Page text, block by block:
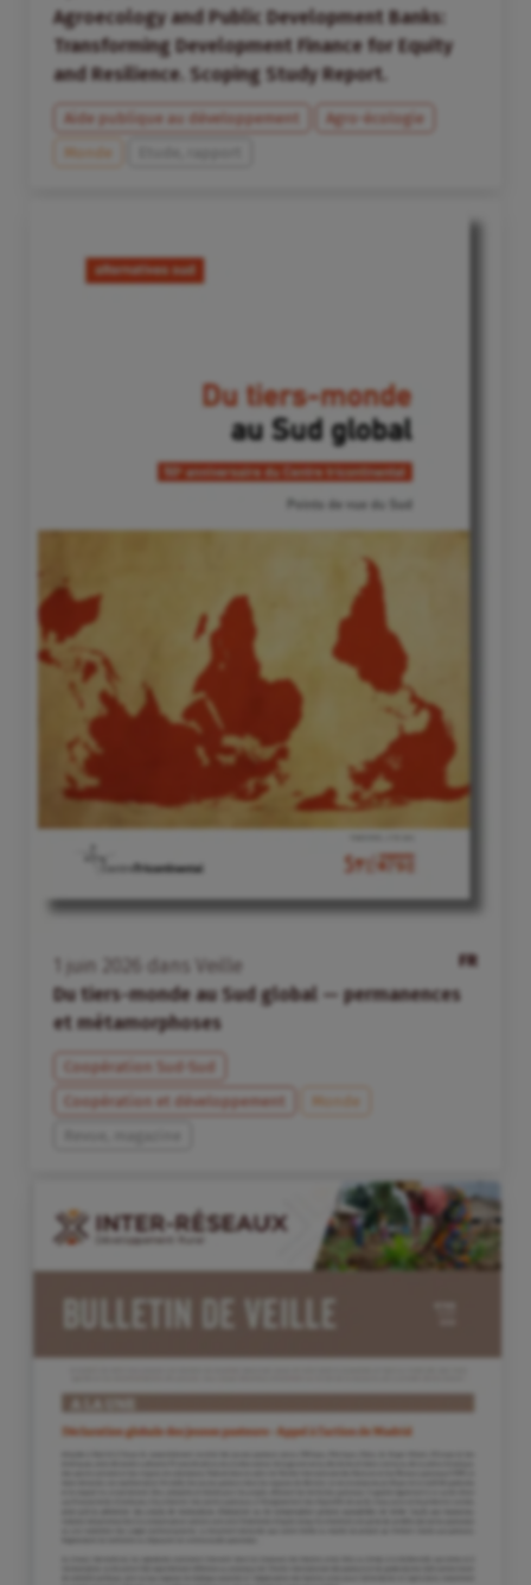
Agroecology and Public Development Banks:
Transforming Development Finance for Equity
and Resilience. Scoping Study Report.
Aide publique au développement
Agro-écologie
Monde
FR
juin dans
Veille
Du tiers-monde au Sud global — permanences
et métamorphoses
Coopération Sud-Sud
Coopération et développement
Monde